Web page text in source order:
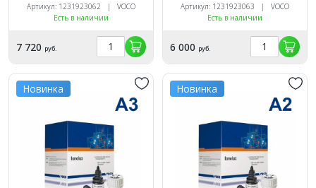
Артикул: 1231923062 | VOCO
Есть в наличии
7 720 руб.
VOCO 2408
Артикул: 1231923063 | VOCO
Есть в наличии
6 000 руб.
Новинка Новинка